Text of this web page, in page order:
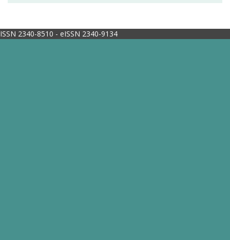
ISSN 2340-8510 - eISSN 2340-9134